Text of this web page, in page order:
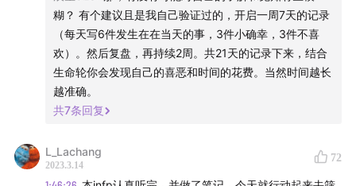
糊？ 有个建议且是我自己验证过的，开启一周7天的记录
（每天写6件发生在在当天的事，3件小确幸，3件不喜
欢）。然后复盘，再持续2周。共21天的记录下来，结合
生命轮你会发现自己的喜恶和时间的花费。当然时间越长
越准确。
共7条回复
L_Lachang
2023.3.14
72